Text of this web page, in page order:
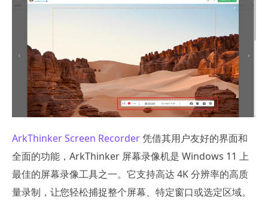
ArkThinker Screen Recorder凭借其用户友好的界面和
全面的功能，ArkThinker 屏幕录像机是 Windows 11 上
最佳的屏幕录像工具之一。它支持高达 4K 分辨率的高质
量录制，让您轻松捕捉整个屏幕、特定窗口或选定区域。